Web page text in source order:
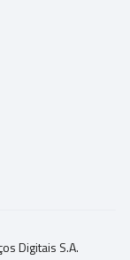
Digitais S.A.